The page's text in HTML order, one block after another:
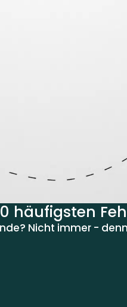
häufigsten
Nicht immer -